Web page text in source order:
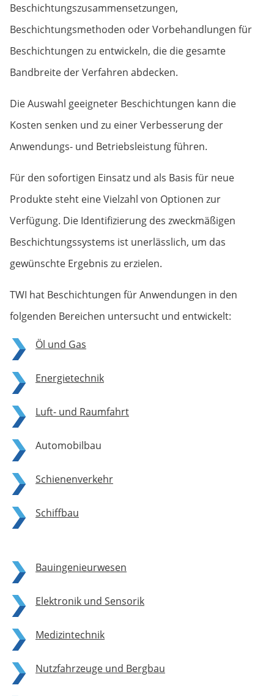
Beschichtungs­zusammen­setzungen,
Beschichtungsmethoden oder Vorbehandlungen für
Beschichtungen zu entwickeln, die die gesamte
Bandbreite der Verfahren abdecken.
Die Auswahl geeigneter Beschichtungen kann die
Kosten senken und zu einer Verbesserung der
Anwendungs- und Betriebsleistung führen.
Für den sofortigen Einsatz und als Basis für neue
Produkte steht eine Vielzahl von Optionen zur
Verfügung. Die Identifizierung des zweckmäßigen
Beschichtungs­systems ist unerlässlich, um das
gewünschte Ergebnis zu erzielen.
TWI hat Beschichtungen für Anwendungen in den
folgenden Bereichen untersucht und entwickelt:
Öl und Gas
Energietechnik
Luft- und Raumfahrt
Automobilbau
Schienenverkehr
Schiffbau
Bauingenieurwesen
Elektronik und Sensorik
Medizintechnik
Nutzfahrzeuge und Bergbau